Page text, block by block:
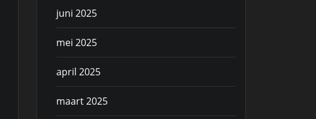
juni 2025
mei 2025
april 2025
maart 2025